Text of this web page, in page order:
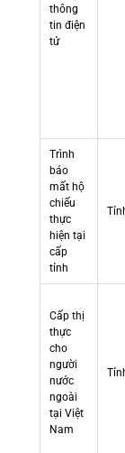
thông
tin điện
tử
Trình
báo
mất hộ
chiếu
thực
hiện tại
cấp
tỉnh
Cấp thị
thực
cho
người
nước
ngoài
tại Việt
Nam